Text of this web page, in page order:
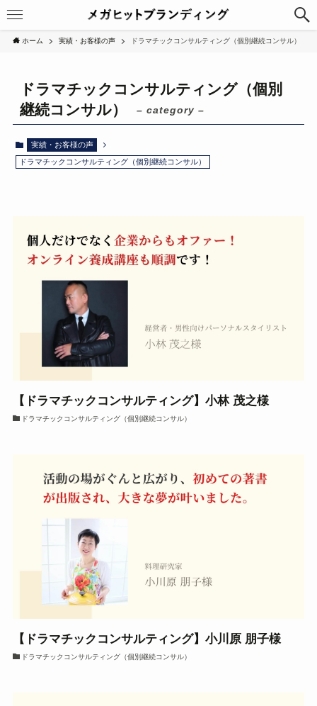
ホーム 実績・お客様の声 ドラマチックコンサルティング（個別継続コンサル）
ドラマチックコンサルティング（個別
継続コンサル）
– category –
実績・お客様の声
ドラマチックコンサルティング（個別継続コンサル）
【ドラマチックコンサルティング】小林 茂之様
ドラマチックコンサルティング（個別継続コンサル）
【ドラマチックコンサルティング】小川原 朋子様
ドラマチックコンサルティング（個別継続コンサル）